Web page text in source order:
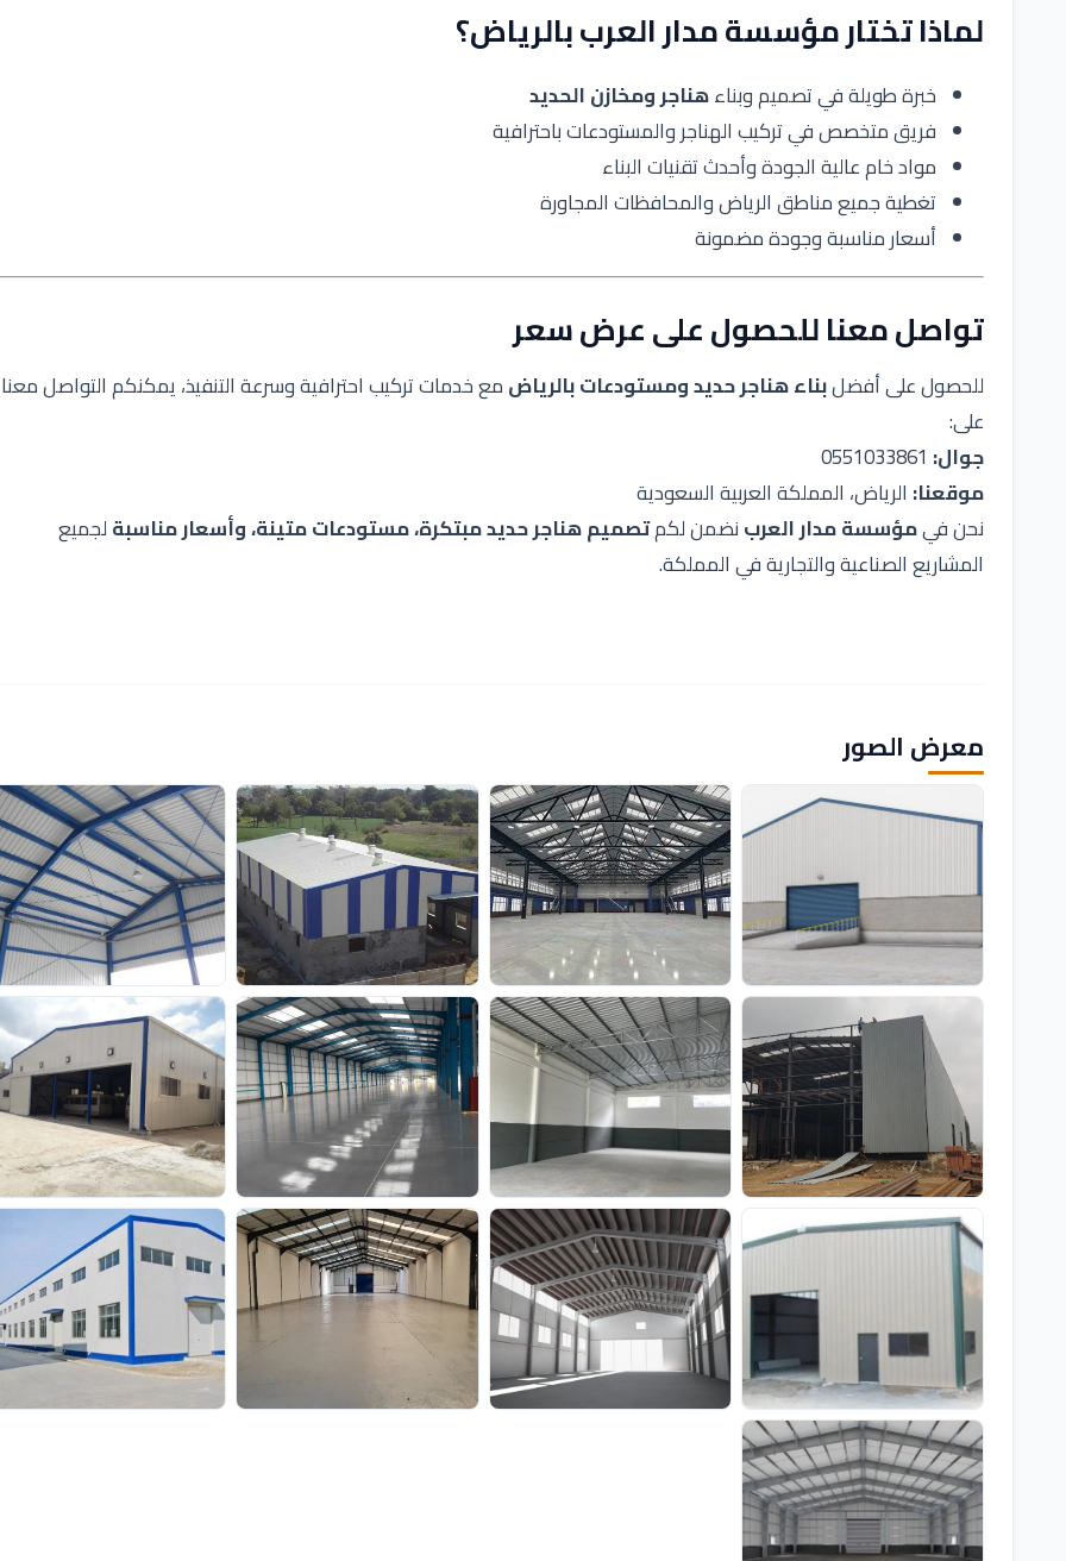
لماذا تختار مؤسسة مدار العرب بالرياض؟
خبرة طويلة في تصميم وبناءهناجر ومخازن الحديد
فريق متخصص في تركيب الهناجر والمستودعات باحترافية
مواد خام عالية الجودة وأحدث تقنيات البناء
تغطية جميع مناطق الرياض والمحافظات المجاورة
أسعار مناسبة وجودة مضمونة
تواصل معنا للحصول على عرض سعر
للحصول على أفضلبناء هناجر حديد ومستودعات بالرياضمع خدمات تركيب احترافية وسرعة التنفيذ، يمكنكم التواصل معنا
على:
جوال:
موقعنا: الرياض، المملكة العربية السعودية
نحن فيمؤسسة مدار العربنضمن لكمتصميم هناجر حديد مبتكرة، مستودعات متينة، وأسعار مناسبةلجميع
المشاريع الصناعية والتجارية في المملكة.
معرض الصور